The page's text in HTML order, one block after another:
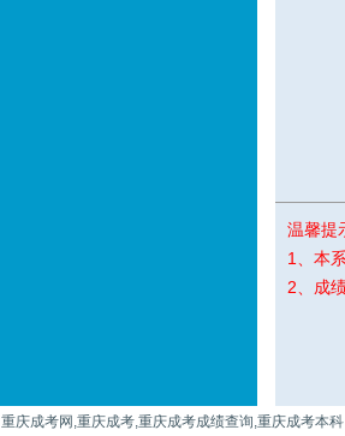
温馨提
1、本
2、成
重庆成考网,重庆成考,重庆成考成绩查询,重庆成考本